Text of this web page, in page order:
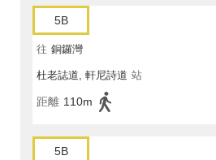
5B
往 銅鑼灣
杜老誌道, 軒尼詩道 站
距離 110m
5B